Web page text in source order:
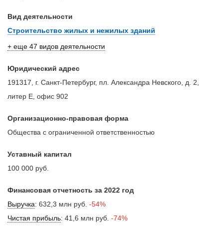
Вид деятельности
Строительство жилых и нежилых зданий
+ еще 47 видов деятельности
Юридический адрес
191317, г. Санкт-Петербург, пл. Александра Невского, д. 2,
литер Е, офис 902
Организационно-правовая форма
Общества с ограниченной ответственностью
Уставный капитал
100 000 руб.
Финансовая отчетность за 2022 год
Выручка: 632,3 млн руб. -54%
Чистая прибыль: 41,6 млн руб. -74%